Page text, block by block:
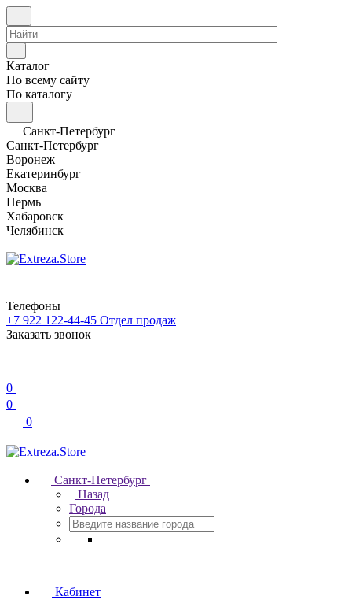
Каталог
По всему сайту
По каталогу
Санкт-Петербург
Санкт-Петербург
Воронеж
Екатеринбург
Москва
Пермь
Хабаровск
Челябинск
Телефоны
+7 922 122-44-45 Отдел продаж
Заказать звонок
0
0
0
Санкт-Петербург
Назад
Города
Кабинет